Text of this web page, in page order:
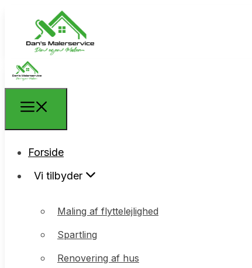
Forside
Vi tilbyder
Maling af flyttelejlighed
Spartling
Renovering af hus
Forside
Vi tilbyder
Maling af flyttelejlighed
Spartling
Renovering af hus